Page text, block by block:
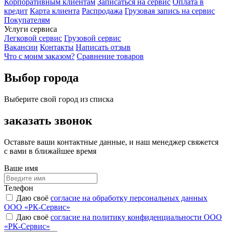
кредит Карта клиента Распродажа Грузовая запись на сервис
Покупателям
Услуги сервиса
Легковой сервис Грузовой сервис
Вакансии Контакты Написать отзыв
Что с моим заказом? Сравнение товаров
Выбор города
Выберите свой город из списка
заказать звонок
Оставьте ваши контактные данные, и наш менеджер свяжется
с вами в ближайшее время
Ваше имя
Телефон
Даю своё согласие на обработку персональных данных
ООО «РК-Сервис»
Даю своё согласие на политику конфиденциальности ООО
«РК-Сервис»